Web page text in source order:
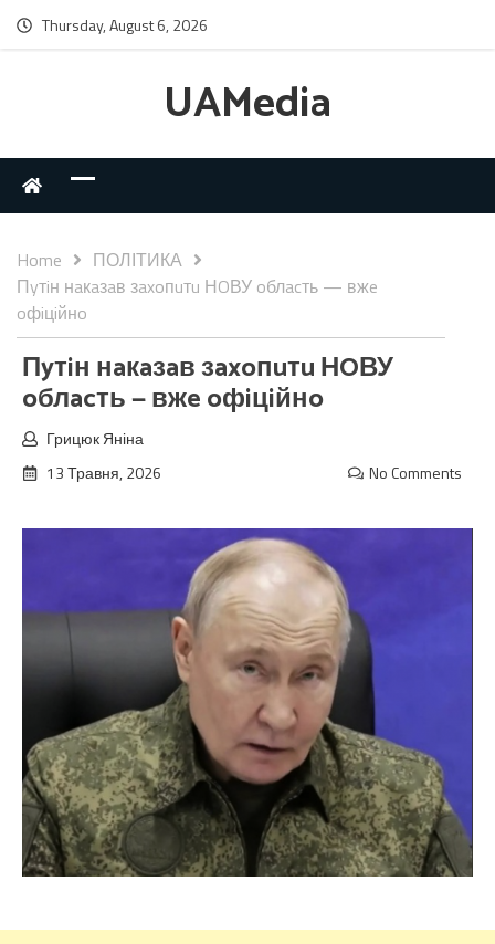
Thursday, August 6, 2026
UAMedia
Home
ПОЛІТИКА
Пyтiн нaкaзaв зaxoпuтu НOВУ oблacть — вжe
oфiцiйнo
Пyтiн нaкaзaв зaxoпuтu НOВУ
oблacть — вжe oфiцiйнo
Грицюк Яніна
13 Травня, 2026
No Comments